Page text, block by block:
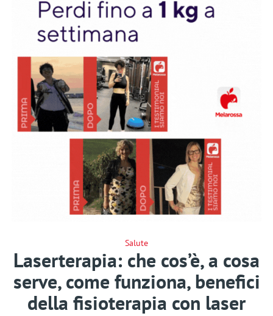
Salute
Laserterapia: che cos’è, a cosa
serve, come funziona, benefici
della fisioterapia con laser